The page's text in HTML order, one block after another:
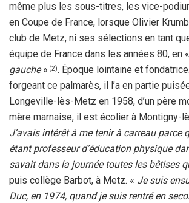
même plus les sous-titres, les vice-
en Coupe de France, lorsque Olivier
club de Metz, ni ses sélections en tant
équipe de France dans les années 80, en «
gauche» (2). Époque lointaine et
forgeant ce palmarès, il l’a en partie
Longeville-lès-Metz en 1958, d’un père
mère marnaise, il est écolier à Montigny-
J’avais intérêt à me tenir à carreau parce
étant professeur d’éducation physique
savait dans la journée toutes les bêtises
puis collège Barbot, à Metz. « Je suis
Duc, en 1974, quand je suis rentré en